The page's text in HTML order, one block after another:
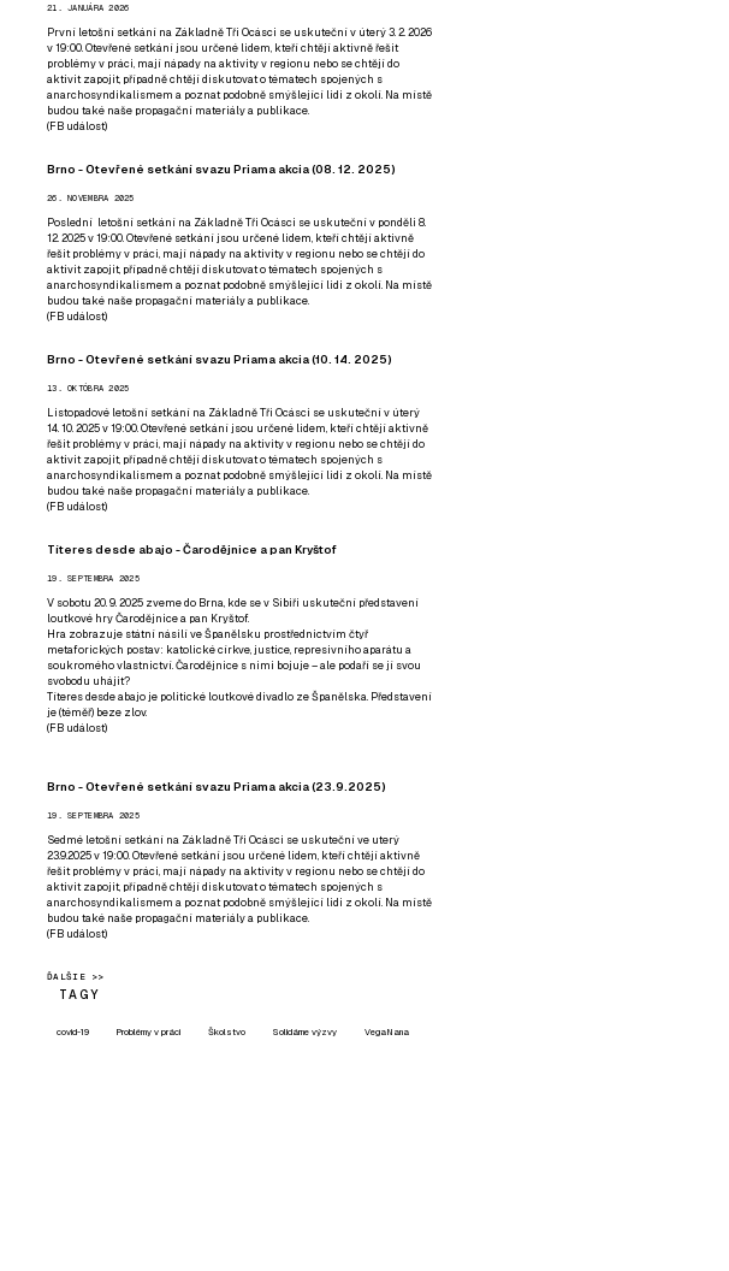
21. JANUÁRA 2026
První letošní setkání na Základně Tři Ocásci se uskuteční v úterý 3. 2. 2026
v 19:00. Otevřené setkání jsou určené lidem, kteří chtějí aktivně řešit
problémy v práci, mají nápady na aktivity v regionu nebo se chtějí do
aktivit zapojit, případně chtějí diskutovat o tématech spojených s
anarchosyndikalismem a poznat podobně smýšlející lidi z okolí. Na místě
budou také naše propagační materiály a publikace.
(FB událost)
Brno - Otevřené setkání svazu Priama akcia (08. 12. 2025)
26. NOVEMBRA 2025
Poslední letošní setkání na Základně Tři Ocásci se uskuteční v ponděli 8.
12. 2025 v 19:00. Otevřené setkání jsou určené lidem, kteří chtějí aktivně
řešit problémy v práci, mají nápady na aktivity v regionu nebo se chtějí do
aktivit zapojit, případně chtějí diskutovat o tématech spojených s
anarchosyndikalismem a poznat podobně smýšlející lidi z okolí. Na místě
budou také naše propagační materiály a publikace.
(FB událost)
Brno - Otevřené setkání svazu Priama akcia (10. 14. 2025)
13. OKTÓBRA 2025
Listopadové letošní setkání na Základně Tři Ocásci se uskuteční v úterý
14. 10. 2025 v 19:00. Otevřené setkání jsou určené lidem, kteří chtějí aktivně
řešit problémy v práci, mají nápady na aktivity v regionu nebo se chtějí do
aktivit zapojit, případně chtějí diskutovat o tématech spojených s
anarchosyndikalismem a poznat podobně smýšlející lidi z okolí. Na místě
budou také naše propagační materiály a publikace.
(FB událost)
Títeres desde abajo - Čarodějnice a pan Kryštof
19. SEPTEMBRA 2025
V sobotu 20. 9. 2025 zveme do Brna, kde se v Sibiři uskuteční představení
loutkové hry Čarodějnice a pan Kryštof.
Hra zobrazuje státní násilí ve Španělsku prostřednictvím čtyř
metaforických postav: katolické církve, justice, represivního aparátu a
soukromého vlastnictví. Čarodějnice s nimi bojuje – ale podaří se jí svou
svobodu uhájit?
Títeres desde abajo je politické loutkové divadlo ze Španělska. Představení
je (téměř) beze zlov.
(FB událost)
Brno - Otevřené setkání svazu Priama akcia (23.9.2025)
19. SEPTEMBRA 2025
Sedmé letošní setkání na Základně Tři Ocásci se uskuteční ve uterý
23.9.2025 v 19:00. Otevřené setkání jsou určené lidem, kteří chtějí aktivně
řešit problémy v práci, mají nápady na aktivity v regionu nebo se chtějí do
aktivit zapojit, případně chtějí diskutovat o tématech spojených s
anarchosyndikalismem a poznat podobně smýšlející lidi z okolí. Na místě
budou také naše propagační materiály a publikace.
(FB událost)
ĎALŠIE >>
TAGY
covid-19 Problémy v práci Školstvo Solidárne výzvy VegaNana